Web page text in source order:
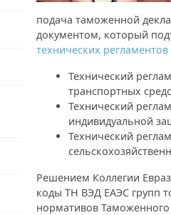
подача таможенной
документом, который
технических
Технический
транспортных
Технический
индивидуальной
Технический
Решением Коллегии
коды ТН ВЭД ЕАЭС групп
нормативов